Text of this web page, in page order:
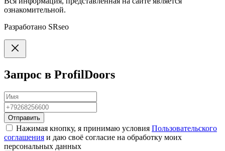
ознакомительной.
Разработано SRseo
Запрос в ProfilDoors
Отправить
Нажимая кнопку, я принимаю условия Пользовательского
соглашения и даю своё согласие на обработку моих
персональных данных